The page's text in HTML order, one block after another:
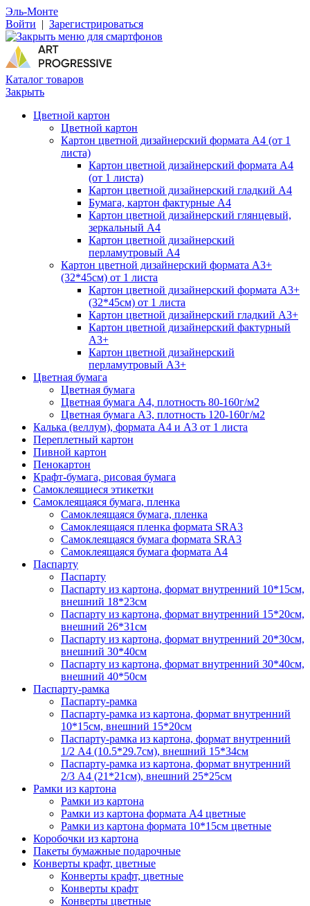
Эль-Монте
Войти | Зарегистрироваться
Каталог товаров
Закрыть
Цветной картон
Цветной картон
Картон цветной дизайнерский формата А4 (от 1
листа)
Картон цветной дизайнерский формата А4
(от 1 листа)
Картон цветной дизайнерский гладкий А4
Бумага, картон фактурные А4
Картон цветной дизайнерский глянцевый,
зеркальный А4
Картон цветной дизайнерский
перламутровый А4
Картон цветной дизайнерский формата А3+
(32*45см) от 1 листа
Картон цветной дизайнерский формата А3+
(32*45см) от 1 листа
Картон цветной дизайнерский гладкий А3+
Картон цветной дизайнерский фактурный
А3+
Картон цветной дизайнерский
перламутровый А3+
Цветная бумага
Цветная бумага
Цветная бумага А4, плотность 80-160г/м2
Цветная бумага А3, плотность 120-160г/м2
Калька (веллум), формата А4 и А3 от 1 листа
Переплетный картон
Пивной картон
Пенокартон
Крафт-бумага, рисовая бумага
Самоклеящиеся этикетки
Самоклеящаяся бумага, пленка
Самоклеящаяся бумага, пленка
Самоклеящаяся пленка формата SRА3
Самоклеящаяся бумага формата SRА3
Самоклеящаяся бумага формата А4
Паспарту
Паспарту
Паспарту из картона, формат внутренний 10*15см,
внешний 18*23см
Паспарту из картона, формат внутренний 15*20см,
внешний 26*31см
Паспарту из картона, формат внутренний 20*30см,
внешний 30*40см
Паспарту из картона, формат внутренний 30*40см,
внешний 40*50см
Паспарту-рамка
Паспарту-рамка
Паспарту-рамка из картона, формат внутренний
10*15см, внешний 15*20см
Паспарту-рамка из картона, формат внутренний
1/2 А4 (10.5*29.7см), внешний 15*34см
Паспарту-рамка из картона, формат внутренний
2/3 А4 (21*21см), внешний 25*25см
Рамки из картона
Рамки из картона
Рамки из картона формата А4 цветные
Рамки из картона формата 10*15см цветные
Коробочки из картона
Пакеты бумажные подарочные
Конверты крафт, цветные
Конверты крафт, цветные
Конверты крафт
Конверты цветные